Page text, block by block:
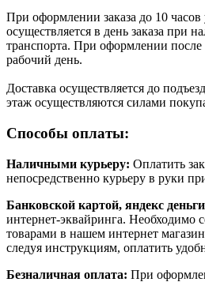
При оформлении заказа до 10 часов
осуществляется в день заказа при
транспорта. При оформлении
рабочий день.
Доставка осуществляется до
этаж осуществляются силами
Способы оплаты:
Наличными курьеру: Оплатить
непосредственно курьеру в руки
Банковской картой, яндекс
интернет-эквайринга. Необходимо
товарами в нашем интернет
следуя инструкциям, оплатить
Безналичная оплата: При